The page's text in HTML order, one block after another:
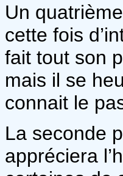
Un
cette fois
fait tout son
mais il se
connait le
La seconde
appréciera